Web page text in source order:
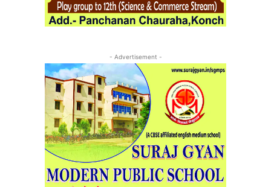
- Advertisement -